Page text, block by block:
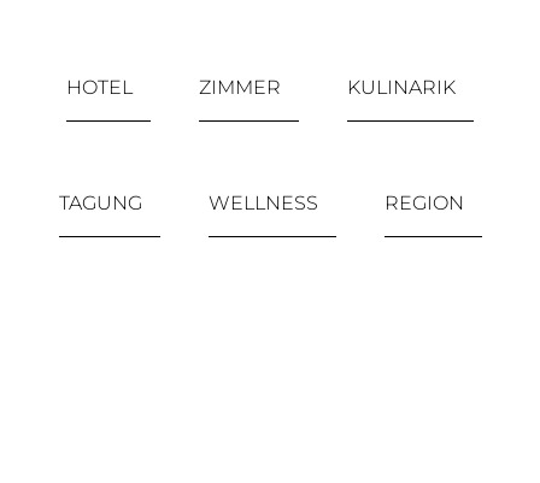
HOTEL ZIMMER KULINARIK
TAGUNG WELLNESS REGION